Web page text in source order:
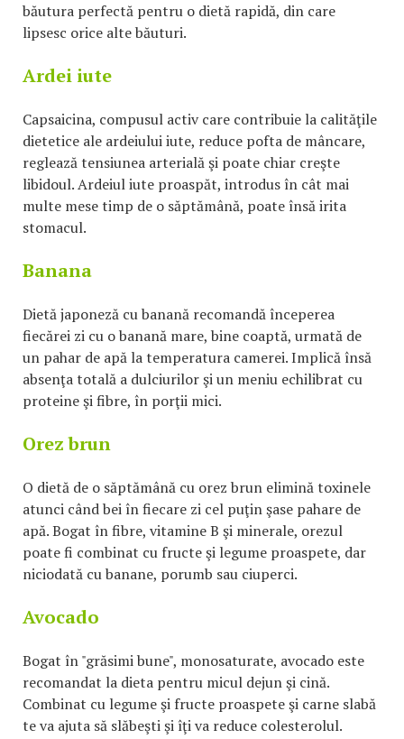
băutura perfectă pentru o dietă rapidă, din care
lipsesc orice alte băuturi.
Ardei iute
Capsaicina, compusul activ care contribuie la calităţile
dietetice ale ardeiului iute, reduce pofta de mâncare,
reglează tensiunea arterială şi poate chiar creşte
libidoul. Ardeiul iute proaspăt, introdus în cât mai
multe mese timp de o săptămână, poate însă irita
stomacul.
Banana
Dietă japoneză cu banană recomandă începerea
fiecărei zi cu o banană mare, bine coaptă, urmată de
un pahar de apă la temperatura camerei. Implică însă
absenţa totală a dulciurilor şi un meniu echilibrat cu
proteine şi fibre, în porţii mici.
Orez brun
O dietă de o săptămână cu orez brun elimină toxinele
atunci când bei în fiecare zi cel puţin şase pahare de
apă. Bogat în fibre, vitamine B şi minerale, orezul
poate fi combinat cu fructe şi legume proaspete, dar
niciodată cu banane, porumb sau ciuperci.
Avocado
Bogat în "grăsimi bune", monosaturate, avocado este
recomandat la dieta pentru micul dejun şi cină.
Combinat cu legume şi fructe proaspete şi carne slabă
te va ajuta să slăbeşti şi îţi va reduce colesterolul.